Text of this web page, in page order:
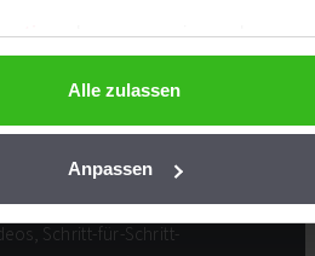
um Inhalte und Anzeigen zu
wir Informationen zu Ihrer
für soziale Medien, Werbung
Informationen möglicherweise
bereitgestellt haben oder die sie
praktischen Tipps &
Schritt-für-Schritt-